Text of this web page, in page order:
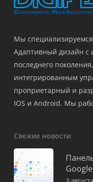
Мы
Адаптивный дизайн с
последнего поколения,
интегрированным
проприетарный и
IOS и Android. Мы
Свежие новости